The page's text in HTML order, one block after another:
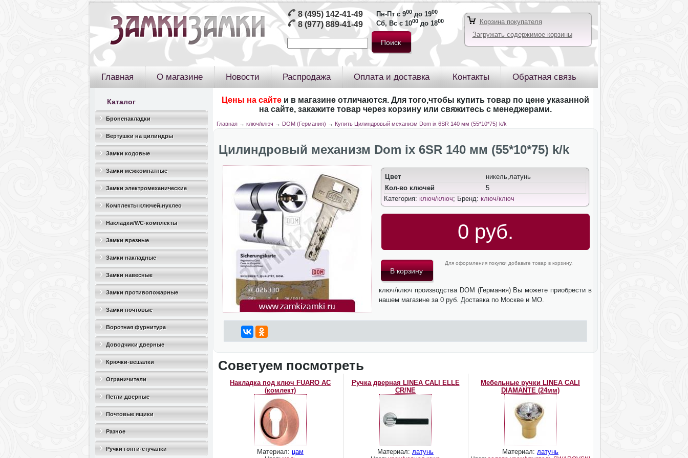
8 (495) 142-41-49
8 (977) 889-41-49
Пн-Пт с 900до 1900
Сб, Вс с 1000до 1800
Корзина покупателя
Загружать содержимое корзины
Главная О магазине Новости Распродажа Оплата и доставка Контакты Обратная связь
Каталог
Броненакладки
Вертушки на цилиндры
Замки кодовые
Замки межкомнатные
Замки электромеханические
Комплекты ключей,нуклео
Накладки/WC-комплекты
Замки врезные
Замки накладные
Замки навесные
Замки противопожарные
Замки почтовые
Воротная фурнитура
Доводчики дверные
Крючки-вешалки
Ограничители
дверные(стопоры)
Петли дверные
Почтовые ящики
Разное
Ручки гонги-стучалки
Цены на сайте и в магазине отличаются. Для того,чтобы купить товар по цене указанной
на сайте, закажите товар через корзину или свяжитесь с менеджерами.
Главная →ключ/ключ → DOM (Германия) → Купить Цилиндровый механизм Dom ix 6SR 140 мм (55*10*75) k/k
Цилиндровый механизм Dom ix 6SR 140 мм (55*10*75) k/k
Цвет
никель,латунь
Кол-во ключей
5
Категория: ключ/ключ; Бренд: ключ/ключ
0 руб.
Для оформления покупки добавьте товар в корзину.
ключ/ключ производства DOM (Германия) Вы можете приобрести в
нашем магазине за 0 руб. Доставка по Москве и МО.
Советуем посмотреть
Накладка под ключ FUARO AC
(комлект)
Материал: цам
Ручка дверная LINEA CALI ELLE
CR/NE
Материал: латунь
Мебельные ручки LINEA CALI
DIAMANTE (24мм)
Материал: латунь